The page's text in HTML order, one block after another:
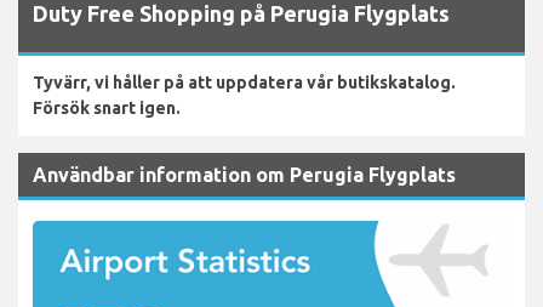
Duty Free Shopping på Perugia Flygplats
Tyvärr, vi håller på att uppdatera vår butikskatalog.
Försök snart igen.
Användbar information om Perugia Flygplats